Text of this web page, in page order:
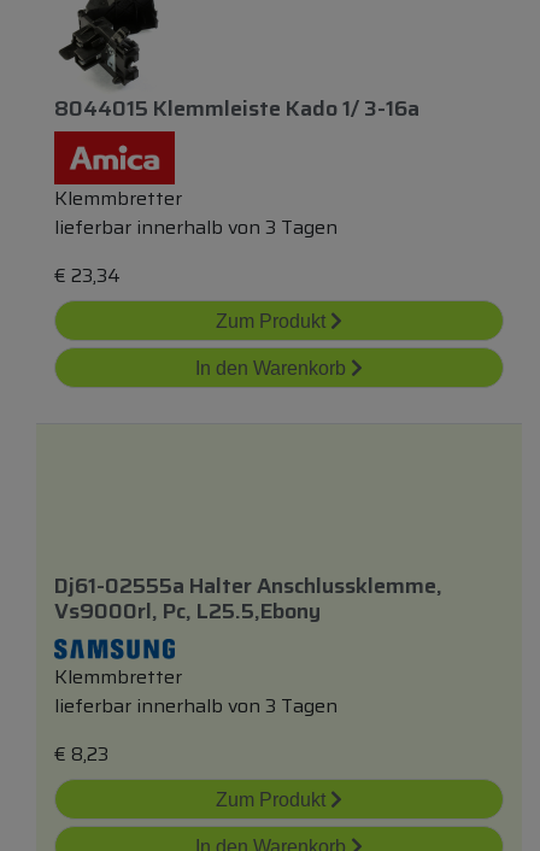
8044015 Klemmleiste Kado 1/ 3-16a
Klemmbretter
lieferbar innerhalb von 3 Tagen
€ 23,34
Zum Produkt
In den Warenkorb
Dj61-02555a Halter Anschlussklemme,
Vs9000rl, Pc, L25.5,ebony
Klemmbretter
lieferbar innerhalb von 3 Tagen
€ 8,23
Zum Produkt
In den Warenkorb